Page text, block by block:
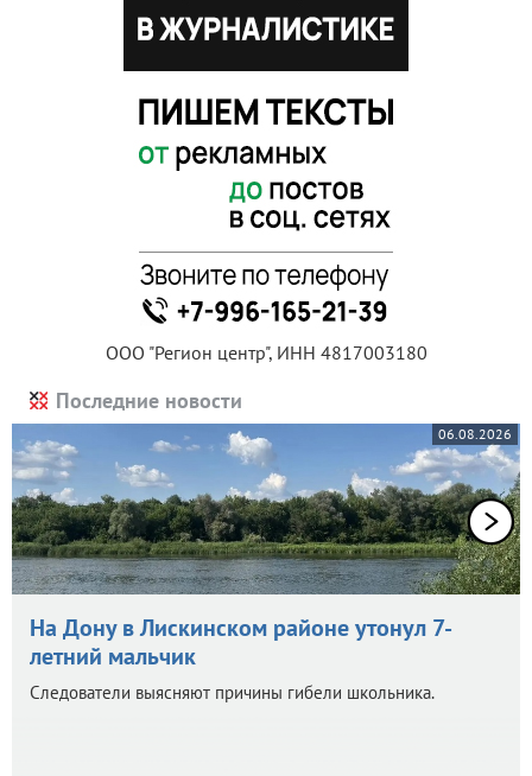
ООО "Регион центр", ИНН 4817003180
Последние новости
06.08.2026
На Дону в Лискинском районе утонул 7-
летний мальчик
Следователи выясняют причины гибели школьника.